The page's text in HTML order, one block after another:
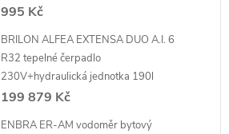
995 Kč
BRILON ALFEA EXTENSA DUO A.I. 6
R32 tepelné čerpadlo
230V+hydraulická jednotka 190l
199 879 Kč
ENBRA ER-AM vodoměr bytový